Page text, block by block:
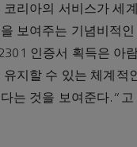
리아의 서비스가 세
보여주는 기념비적인
인증서 획득은 아
지할 수 있는 체계적
는 것을 보여준다.”고